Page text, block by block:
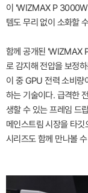
이 'WIZMAX P 3000W'
템도 무리 없이 소화할
함께 공개된 'WIZMAX
로 감지해 전압을 보정
이 중 GPU 전력 소비량
하는 기술이다. 급격한
생할 수 있는 프레임 드
메인스트림 시장을 타
시리즈도 함께 만나볼